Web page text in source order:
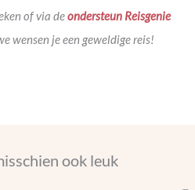
of via deondersteun Reisgenie
wensen je een geweldige reis!
ook leuk